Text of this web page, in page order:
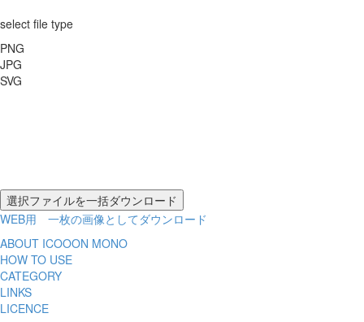
select file type
PNG
JPG
SVG
WEB用 一枚の画像としてダウンロード
ABOUT ICOOON MONO
HOW TO USE
CATEGORY
LINKS
LICENCE